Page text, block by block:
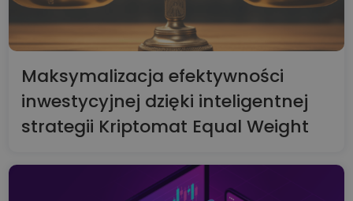
Maksymalizacja efektywności
inwestycyjnej dzięki inteligentnej
strategii Kriptomat Equal Weight